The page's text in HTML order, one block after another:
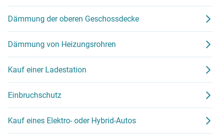
Dämmung der oberen Geschossdecke
Dämmung von Heizungsrohren
Kauf einer Ladestation
Einbruchschutz
Kauf eines Elektro- oder Hybrid-Autos